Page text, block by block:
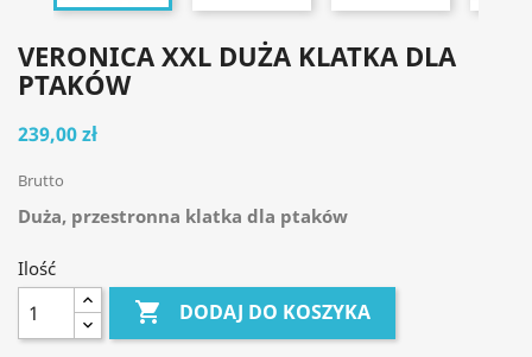
VERONICA XXL DUŻA KLATKA DLA
PTAKÓW
239,00 zł
Brutto
Duża, przestronna klatka dla ptaków
Ilość
 DODAJ DO KOSZYKA